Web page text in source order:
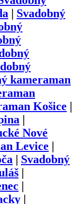
Svadobný
kameraman
Košice
Nové
Levice
Svadobný